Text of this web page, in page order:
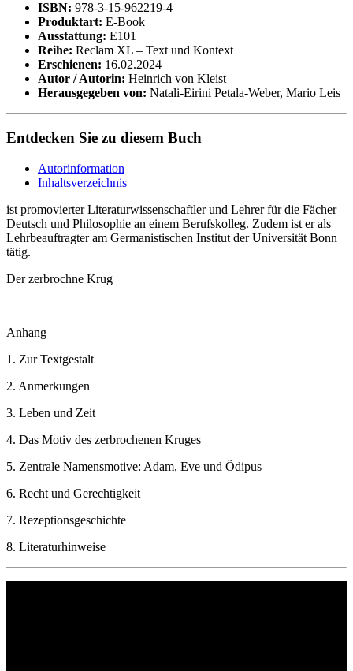
ISBN: 978-3-15-962219-4
Produktart: E-Book
Ausstattung: E101
Reihe: Reclam XL – Text und Kontext
Erschienen: 16.02.2024
Autor / Autorin: Heinrich von Kleist
Herausgegeben von: Natali-Eirini Petala-Weber, Mario Leis
Entdecken Sie zu diesem Buch
Autorinformation
Inhaltsverzeichnis
ist promovierter Literaturwissenschaftler und Lehrer für die Fächer
Deutsch und Philosophie an einem Berufskolleg. Zudem ist er als
Lehrbeauftragter am Germanistischen Institut der Universität Bonn
tätig.
Der zerbrochne Krug
Anhang
1. Zur Textgestalt
2. Anmerkungen
3. Leben und Zeit
4. Das Motiv des zerbrochenen Kruges
5. Zentrale Namensmotive: Adam, Eve und Ödipus
6. Recht und Gerechtigkeit
7. Rezeptionsgeschichte
8. Literaturhinweise